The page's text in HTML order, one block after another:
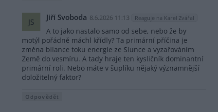
JS Jiří Svoboda 8.6.2026 11:13 Reaguje na Karel Zvářal
A to jako nastalo samo od sebe, nebo že by
motýl pořádně máchl křídly? Ta primární příčina je
změna bilance toku energie ze Slunce a vyzařováním
Země do vesmíru. A tady hraje ten kysličník dominantní
primární roli. Nebo máte v šuplíku nějaký významnější
doložitelný faktor?
Odpovědět